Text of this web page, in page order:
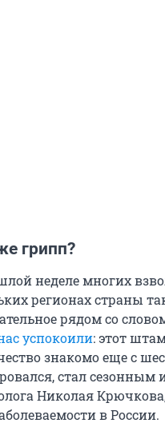
грипп?
неделе многих
регионах страны
рядом со
успокоили: этот
знакомо еще с
стал
Николая
в России.